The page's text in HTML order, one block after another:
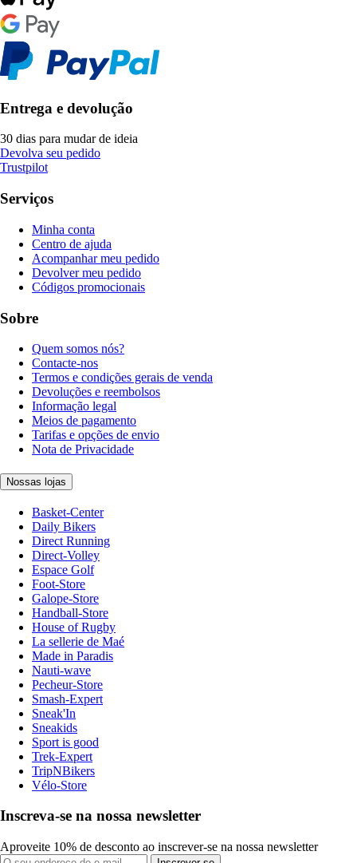
Entrega e devolução
30 dias para mudar de ideia
Devolva seu pedido
Trustpilot
Serviços
Minha conta
Centro de ajuda
Acompanhar meu pedido
Devolver meu pedido
Códigos promocionais
Sobre
Quem somos nós?
Contacte-nos
Termos e condições gerais de venda
Devoluções e reembolsos
Informação legal
Meios de pagamento
Tarifas e opções de envio
Nota de Privacidade
Nossas lojas
Basket-Center
Daily Bikers
Direct Running
Direct-Volley
Espace Golf
Foot-Store
Galope-Store
Handball-Store
House of Rugby
La sellerie de Maé
Made in Paradis
Nauti-wave
Pecheur-Store
Smash-Expert
Sneak'In
Sneakids
Sport is good
Trek-Expert
TripNBikers
Vélo-Store
Inscreva-se na nossa newsletter
Aproveite 10% de desconto ao inscrever-se na nossa newsletter